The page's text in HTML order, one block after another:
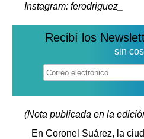
Instagram: ferodriguez_
Recibí los
sin
(Nota publicada en la
En Coronel Suárez, la